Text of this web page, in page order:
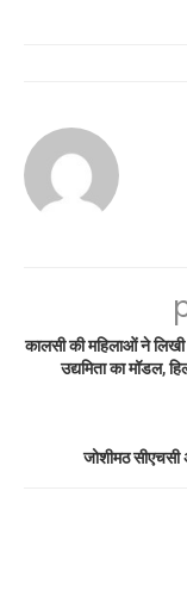
कालसी की महिलाओं ने लिखी
उद्यमिता का मॉडल,
जोशीमठ